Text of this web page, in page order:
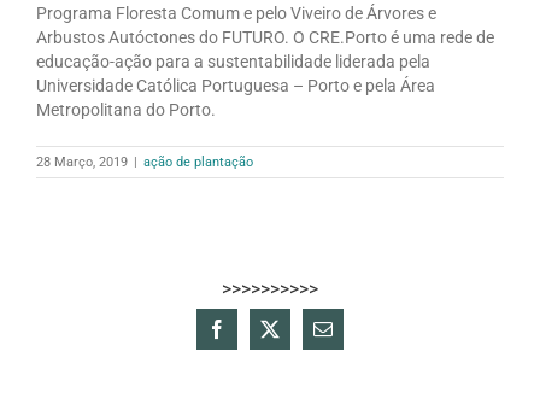
Programa Floresta Comum e pelo Viveiro de Árvores e
Arbustos Autóctones do FUTURO. O CRE.Porto é uma rede de
educação-ação para a sustentabilidade liderada pela
Universidade Católica Portuguesa – Porto e pela Área
Metropolitana do Porto.
28 Março, 2019 | ação de plantação
>>>>>>>>>>
Facebook
X
Email
(necessário